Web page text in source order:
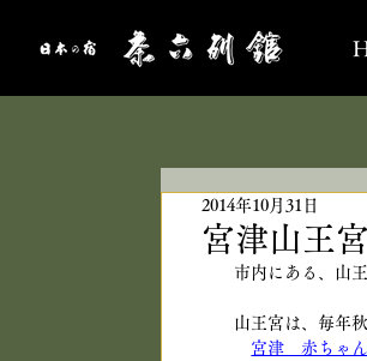
宮津山王
2014年10月31日
市内にある、山
山王宮は、毎年
宮津　赤ちゃ